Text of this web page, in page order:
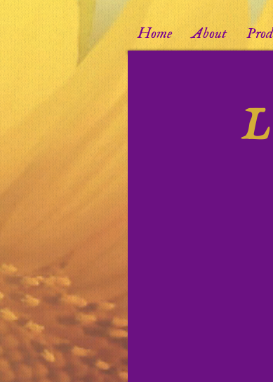
Home About